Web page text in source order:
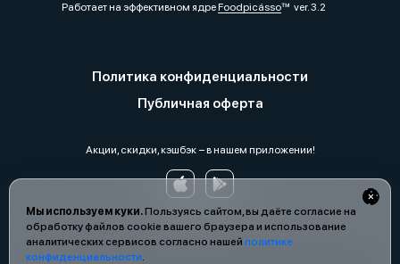
Мы используем куки.Пользуясь сайтом, вы даёте согласие на
обработку файлов cookie вашего браузера и использование
аналитических сервисов согласно нашей политике
конфиденциальности.
Работает на эффективном ядреFoodpicássover. 3.2
Политика конфиденциальности
Публичная оферта
Акции, скидки, кэшбэк − в нашем приложении!